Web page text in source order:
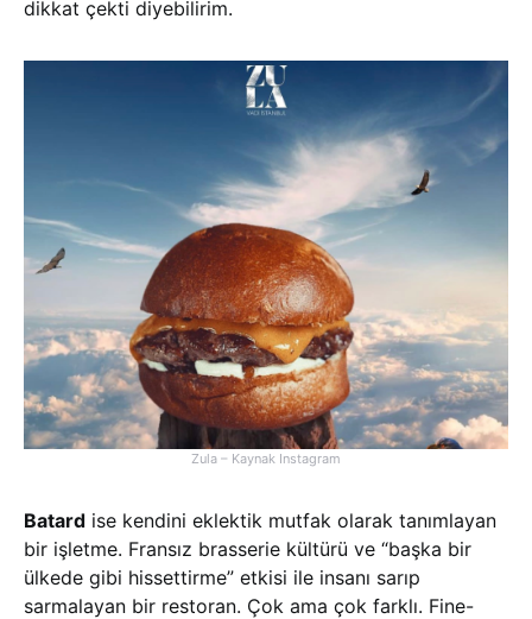
dikkat çekti diyebilirim.
Zula – Kaynak Instagram
Batard ise kendini eklektik mutfak olarak tanımlayan
bir işletme. Fransız brasserie kültürü ve “başka bir
ülkede gibi hissettirme” etkisi ile insanı sarıp
sarmalayan bir restoran. Çok ama çok farklı. Fine-